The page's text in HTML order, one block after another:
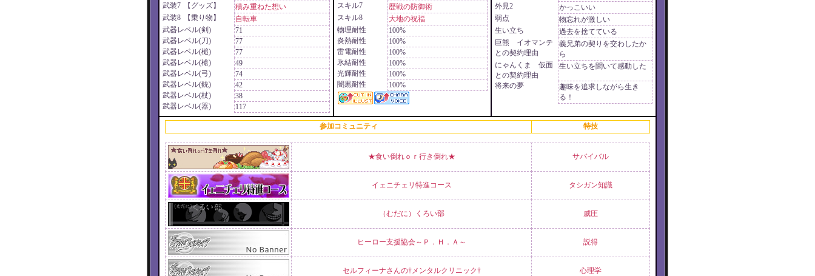
武装7
【グッズ】
積み重ねた想い
武装8
【乗り物】
自転車
武器レベル(剣)
71
武器レベル(刀)
77
武器レベル(槌)
77
武器レベル(槍)
49
武器レベル(弓)
74
武器レベル(銃)
42
武器レベル(杖)
38
武器レベル(器)
117
スキル7
歴戦の防御術
スキル8
大地の祝福
物理耐性
100%
炎熱耐性
100%
雷電耐性
100%
氷結耐性
100%
光輝耐性
100%
闇黒耐性
100%
外見2
かっこいい
弱点
物忘れが激しい
生い立ち
過去を捨てている
巨熊 イオマンテ
との契約理由
義兄弟の契りを交わしたか
ら
にゃんくま 仮面
との契約理由
生い立ちを聞いて感動した
将来の夢
趣味を追求しながら生き
る！
参加コミュニティ 特技
★食い倒れｏｒ行き倒れ★ サバイバル
イェニチェリ特進コース タシガン知識
（むだに）くろい部 威圧
ヒーロー支援協会～Ｐ．Ｈ．Ａ～ 説得
セルフィーナさんの†メンタルクリニック† 心理学